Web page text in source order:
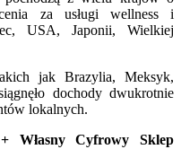
za usługi wellness i
USA, Japonii, Wielkiej
jak Brazylia, Meksyk,
dochody dwukrotnie
lokalnych.
Własny Cyfrowy Sklep